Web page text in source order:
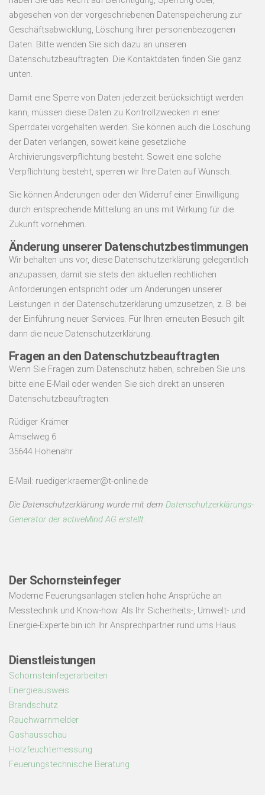
abgesehen von der vorgeschriebenen Datenspeicherung zur
Geschäftsabwicklung, Löschung Ihrer personenbezogenen
Daten. Bitte wenden Sie sich dazu an unseren
Datenschutzbeauftragten. Die Kontaktdaten finden Sie ganz
unten.
Damit eine Sperre von Daten jederzeit berücksichtigt werden
kann, müssen diese Daten zu Kontrollzwecken in einer
Sperrdatei vorgehalten werden. Sie können auch die Löschung
der Daten verlangen, soweit keine gesetzliche
Archivierungsverpflichtung besteht. Soweit eine solche
Verpflichtung besteht, sperren wir Ihre Daten auf Wunsch.
Sie können Änderungen oder den Widerruf einer Einwilligung
durch entsprechende Mitteilung an uns mit Wirkung für die
Zukunft vornehmen.
Änderung unserer Datenschutzbestimmungen
Wir behalten uns vor, diese Datenschutzerklärung gelegentlich
anzupassen, damit sie stets den aktuellen rechtlichen
Anforderungen entspricht oder um Änderungen unserer
Leistungen in der Datenschutzerklärung umzusetzen, z. B. bei
der Einführung neuer Services. Für Ihren erneuten Besuch gilt
dann die neue Datenschutzerklärung.
Fragen an den Datenschutzbeauftragten
Wenn Sie Fragen zum Datenschutz haben, schreiben Sie uns
bitte eine E-Mail oder wenden Sie sich direkt an unseren
Datenschutzbeauftragten:
Rüdiger Krämer
Amselweg 6
35644 Hohenahr
E-Mail: ruediger.kraemer@t-online.de
Die Datenschutzerklärung wurde mit dem Datenschutzerklärungs-
Generator der activeMind AG erstellt.
Der Schornsteinfeger
Moderne Feuerungsanlagen stellen hohe Ansprüche an
Messtechnik und Know-how. Als Ihr Sicherheits-, Umwelt- und
Energie-Experte bin ich Ihr Ansprechpartner rund ums Haus.
Dienstleistungen
Schornsteinfegerarbeiten
Energieausweis
Brandschutz
Rauchwarnmelder
Gashausschau
Holzfeuchtemessung
Feuerungstechnische Beratung